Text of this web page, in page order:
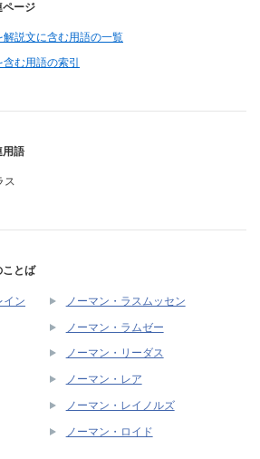
ページ
解説文に含む用語の一覧
む用語の索引
用語
ス
ことば
イン ノーマン・ラスムッセン
ノーマン・ラムゼー
ノーマン・リーダス
ノーマン・レア
ノーマン・レイノルズ
ノーマン・ロイド